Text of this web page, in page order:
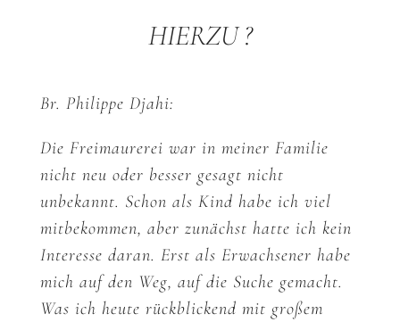
HIERZU ?
Br. Philippe Djahi:
Die Freimaurerei war in meiner Familie
nicht neu oder besser gesagt nicht
unbekannt. Schon als Kind habe ich viel
mitbekommen, aber zunächst hatte ich kein
Interesse daran. Erst als Erwachsener habe
mich auf den Weg, auf die Suche gemacht.
Was ich heute rückblickend mit großem